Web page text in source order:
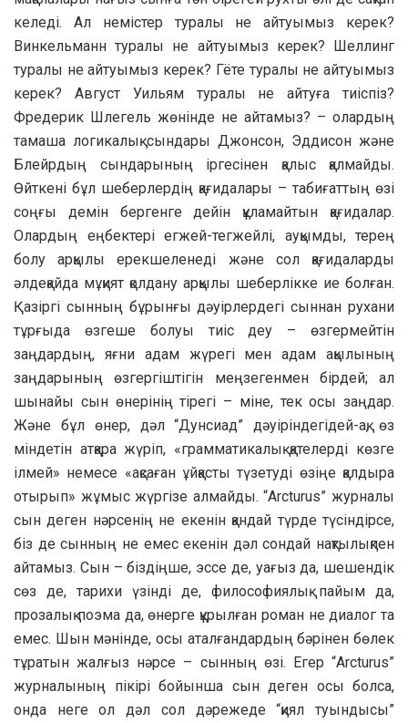
келеді. Ал немістер туралы не айтуымыз керек?
Винкельманн туралы не айтуымыз керек? Шеллинг
туралы не айтуымыз керек? Гёте туралы не айтуымыз
керек? Август Уильям туралы не айтуға тиіспіз?
Фредерик Шлегель жөнінде не айтамыз? – олардың
тамаша логикалық сындары Джонсон, Эддисон және
Блейрдың сындарының іргесінен қалыс қалмайды.
Өйткені бұл шеберлердің қағидалары – табиғаттың өзі
соңғы демін бергенге дейін құламайтын қағидалар.
Олардың еңбектері егжей-тегжейлі, ауқымды, терең
болу арқылы ерекшеленеді және сол қағидаларды
әлдеқайда мұқият қолдану арқылы шеберлікке ие болған.
Қазіргі сынның бұрынғы дәуірлердегі сыннан рухани
тұрғыда өзгеше болуы тиіс деу – өзгермейтін
заңдардың, яғни адам жүрегі мен адам ақылының
заңдарының өзгергіштігін меңзегенмен бірдей; ал
шынайы сын өнерінің тірегі – міне, тек осы заңдар.
Және бұл өнер, дәл “Дунсиад” дәуіріндегідей-ақ, өз
міндетін атқара жүріп, «грамматикалық қателерді көзге
ілмей» немесе «ақсаған ұйқасты түзетуді өзіңе қалдыра
отырып» жұмыс жүргізе алмайды. “Arcturus” журналы
сын деген нәрсенің не екенін қандай түрде түсіндірсе,
біз де сынның не емес екенін дәл сондай нақтылықпен
айтамыз. Сын – біздіңше, эссе де, уағыз да, шешендік
сөз де, тарихи үзінді де, философиялық пайым да,
прозалық поэма да, өнерге құрылған роман не диалог та
емес. Шын мәнінде, осы аталғандардың бәрінен бөлек
тұратын жалғыз нәрсе – сынның өзі. Егер “Arcturus”
журналының пікірі бойынша сын деген осы болса,
онда неге ол дәл сол дәрежеде “қиял туындысы”